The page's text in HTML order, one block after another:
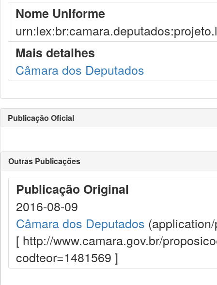
Nome Uniforme
Mais detalhes
Câmara dos Deputados
Publicação Oficial
Outras Publicações
Publicação Original
2016-08-09
Câmara dos Deputados
[ http://www.camara.gov.br/
codteor=1481569 ]